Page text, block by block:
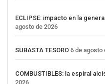
ECLIPSE: impacto en la
agosto de 2026
SUBASTA TESORO 6 de agosto
COMBUSTIBLES: la espiral
2026